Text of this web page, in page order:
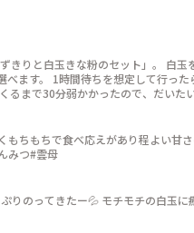
きりと白玉きな粉のセット」。 白玉
ます。 1時間待ちを想定して行っ
るまで30分弱かかったので、だいた
ちもちで食べ応えがあり程よい甘
みつ#雲母
りのってきたー💦 モチモチの白玉